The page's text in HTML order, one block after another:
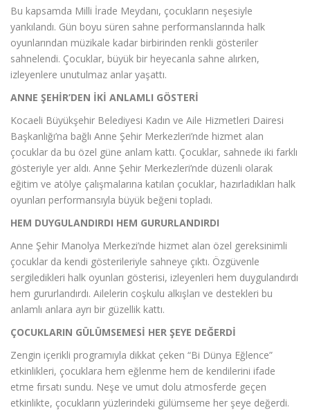
Bu kapsamda Milli İrade Meydanı, çocukların neşesiyle
yankılandı. Gün boyu süren sahne performanslarında halk
oyunlarından müzikale kadar birbirinden renkli gösteriler
sahnelendi. Çocuklar, büyük bir heyecanla sahne alırken,
izleyenlere unutulmaz anlar yaşattı.
ANNE ŞEHİR’DEN İKİ ANLAMLI GÖSTERİ
Kocaeli Büyükşehir Belediyesi Kadın ve Aile Hizmetleri Dairesi
Başkanlığı’na bağlı Anne Şehir Merkezleri’nde hizmet alan
çocuklar da bu özel güne anlam kattı. Çocuklar, sahnede iki farklı
gösteriyle yer aldı. Anne Şehir Merkezleri’nde düzenli olarak
eğitim ve atölye çalışmalarına katılan çocuklar, hazırladıkları halk
oyunları performansıyla büyük beğeni topladı.
HEM DUYGULANDIRDI HEM GURURLANDIRDI
Anne Şehir Manolya Merkezi’nde hizmet alan özel gereksinimli
çocuklar da kendi gösterileriyle sahneye çıktı. Özgüvenle
sergiledikleri halk oyunları gösterisi, izleyenleri hem duygulandırdı
hem gururlandırdı. Ailelerin coşkulu alkışları ve destekleri bu
anlamlı anlara ayrı bir güzellik kattı.
ÇOCUKLARIN GÜLÜMSEMESİ HER ŞEYE DEĞERDİ
Zengin içerikli programıyla dikkat çeken “Bi Dünya Eğlence”
etkinlikleri, çocuklara hem eğlenme hem de kendilerini ifade
etme fırsatı sundu. Neşe ve umut dolu atmosferde geçen
etkinlikte, çocukların yüzlerindeki gülümseme her şeye değerdi.